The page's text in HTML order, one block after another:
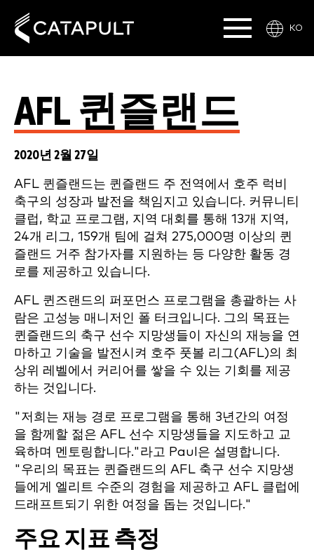
KO
AFL 퀸즐랜드
2020년 2월 27일
AFL 퀸즐랜드는 퀸즐랜드 주 전역에서 호주 럭비
축구의 성장과 발전을 책임지고 있습니다. 커뮤니티
클럽, 학교 프로그램, 지역 대회를 통해 13개 지역,
24개 리그, 159개 팀에 걸쳐 275,000명 이상의 퀸
즐랜드 거주 참가자를 지원하는 등 다양한 활동 경
로를 제공하고 있습니다.
AFL 퀸즈랜드의 퍼포먼스 프로그램을 총괄하는 사
람은 고성능 매니저인 폴 터크입니다. 그의 목표는
퀸즐랜드의 축구 선수 지망생들이 자신의 재능을 연
마하고 기술을 발전시켜 호주 풋볼 리그(AFL)의 최
상위 레벨에서 커리어를 쌓을 수 있는 기회를 제공
하는 것입니다.
"저희는 재능 경로 프로그램을 통해 3년간의 여정
을 함께할 젊은 AFL 선수 지망생들을 지도하고 교
육하며 멘토링합니다."라고 Paul은 설명합니다.
"우리의 목표는 퀸즐랜드의 AFL 축구 선수 지망생
들에게 엘리트 수준의 경험을 제공하고 AFL 클럽에
드래프트되기 위한 여정을 돕는 것입니다."
주요 지표 측정